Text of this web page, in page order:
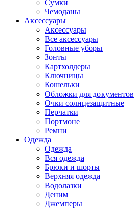
Сумки
Чемоданы
Аксессуары
Аксессуары
Все аксессуары
Головные уборы
Зонты
Картхолдеры
Ключницы
Кошельки
Обложки для документов
Очки солнцезащитные
Перчатки
Портмоне
Ремни
Одежда
Одежда
Вся одежда
Брюки и шорты
Верхняя одежда
Водолазки
Деним
Джемперы